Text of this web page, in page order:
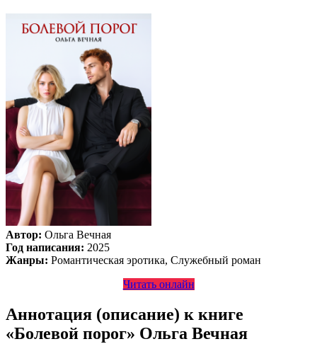
Автор: Ольга Вечная
Год написания: 2025
Жанры: Романтическая эротика, Служебный роман
Читать онлайн
Аннотация (описание) к книге
«Болевой порог» Ольга Вечная